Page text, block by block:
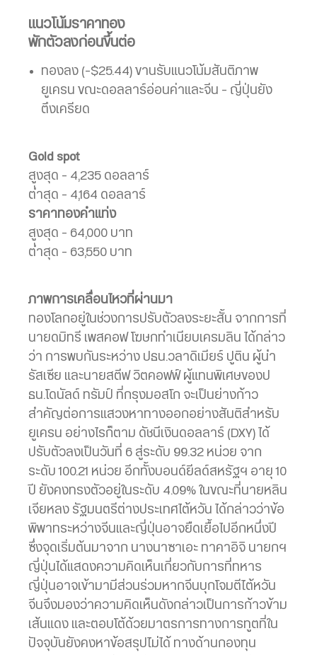
แนวโน้มราคาทอง
พักตัวลงก่อนขึ้นต่อ
ทองลง (-$25.44) ขานรับแนวโน้มสันติภาพ
ยูเครน ขณะดอลลาร์อ่อนค่าและจีน – ญี่ปุ่นยัง
ตึงเครียด
Gold spot
สูงสุด – 4,235 ดอลลาร์
ต่ำสุด – 4,164 ดอลลาร์
ราคาทองคำแท่ง
สูงสุด – 64,000 บาท
ต่ำสุด – 63,550 บาท
ภาพการเคลื่อนไหวที่ผ่านมา
ทองโลกอยู่ในช่วงการปรับตัวลงระยะสั้น จากการที่
นายดมิทรี เพสคอฟ โฆษกทำเนียบเครมลิน ได้กล่าว
ว่า การพบกันระหว่าง ปธน.วลาดิเมียร์ ปูติน ผู้นำ
รัสเซีย และนายสตีฟ วิตคอฟฟ์ ผู้แทนพิเศษของป
ธน.โดนัลด์ ทรัมป์ ที่กรุงมอสโก จะเป็นย่างก้าว
สำคัญต่อการแสวงหาทางออกอย่างสันติสำหรับ
ยูเครน อย่างไรก็ตาม ดัชนีเงินดอลลาร์ (DXY) ได้
ปรับตัวลงเป็นวันที่ 6 สู่ระดับ 99.32 หน่วย จาก
ระดับ 100.21 หน่วย อีกทั้งบอนด์ยีลด์สหรัฐฯ อายุ 10
ปี ยังคงทรงตัวอยู่ในระดับ 4.09% ในขณะที่นายหลิน
เจียหลง รัฐมนตรีต่างประเทศไต้หวัน ได้กล่าวว่าข้อ
พิพาทระหว่างจีนและญี่ปุ่นอาจยืดเยื้อไปอีกหนึ่งปี
ซึ่งจุดเริ่มต้นมาจาก นางนาซาเอะ ทาคาอิจิ นายกฯ
ญี่ปุ่นได้แสดงความคิดเห็นเกี่ยวกับการที่ทหาร
ญี่ปุ่นอาจเข้ามามีส่วนร่วมหากจีนบุกโจมตีไต้หวัน
จีนจึงมองว่าความคิดเห็นดังกล่าวเป็นการก้าวข้าม
เส้นแดง และตอบโต้ด้วยมาตรการทางการทูตที่ใน
ปัจจุบันยังคงหาข้อสรุปไม่ได้ ทางด้านกองทุน